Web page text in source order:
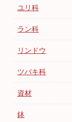
ユリ科
ラン科
リンドウ
ツバキ科
資材
鉢